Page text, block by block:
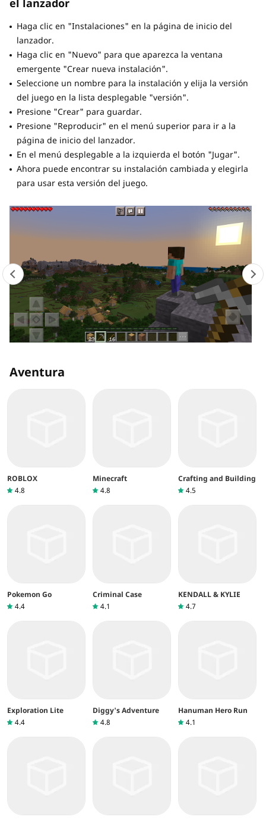
el lanzador
Haga clic en "Instalaciones" en la página de inicio del
lanzador.
Haga clic en "Nuevo" para que aparezca la ventana
emergente "Crear nueva instalación".
Seleccione un nombre para la instalación y elija la versión
del juego en la lista desplegable "versión".
Presione "Crear" para guardar.
Presione "Reproducir" en el menú superior para ir a la
página de inicio del lanzador.
En el menú desplegable a la izquierda el botón "Jugar".
Ahora puede encontrar su instalación cambiada y elegirla
para usar esta versión del juego.
Aventura
ROBLOX
4.8
Minecraft
4.8
Crafting and Building
4.5
Pokemon Go
4.4
Criminal Case
4.1
KENDALL & KYLIE
4.7
Exploration Lite
4.4
Diggy's Adventure
4.8
Hanuman Hero Run
4.1